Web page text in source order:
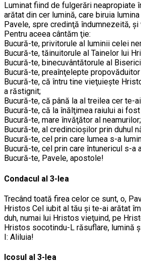
Luminat fiind de fulgerări neapropiate
arătat din cer lumină, care biruia
Pavele, spre credinţă îndumnezeită,
Pentru aceea cântăm ţie:
Bucură-te, privitorule al luminii celei
Bucură-te, tăinuitorule al Tainelor lui
Bucură-te, binecuvântătorule al
Bucură-te, preaînţelepte
Bucură-te, că întru tine vieţuieşte
a răstignit;
Bucură-te, că până la al treilea cer te-
Bucură-te, că la înălţimea raiului ai
Bucură-te, mare învăţător al neamurilor;
Bucură-te, al credincioşilor prin duhul
Bucură-te, cel prin care lumea s-a
Bucură-te, cel prin care întunericul s-a
Bucură-te, Pavele, apostole!
Condacul al 3-lea
Trecând toată firea celor ce sunt, o,
Hristos Cel iubit al tău şi te-ai arătat
duh, numai lui Hristos vieţuind, pe
Hristos socotindu-L răsuflare, lumină
I: Aliluia!
Icosul al 3-lea